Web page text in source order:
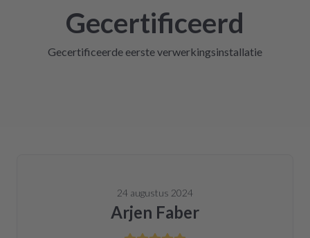
Gecertificeerd
Gecertificeerde eerste verwerkingsinstallatie
24 augustus 2024
Arjen Faber